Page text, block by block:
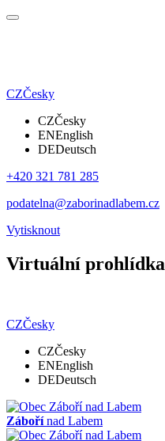
CZČesky
CZČesky
ENEnglish
DEDeutsch
+420 321 781 285
podatelna@zaborinadlabem.cz
Vytisknout
Virtuální prohlídka
CZČesky
CZČesky
ENEnglish
DEDeutsch
Zábořínad Labem